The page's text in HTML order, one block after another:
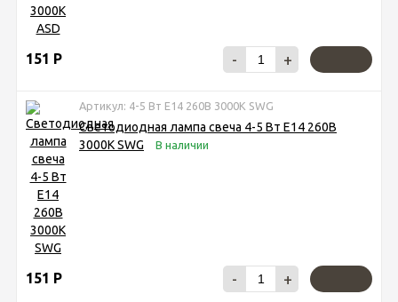
151 Р - +
Артикул: 4-5 Вт Е14 260В 3000К SWG
Светодиодная лампа свеча 4-5 Вт Е14 260В
3000К SWG
В наличии
151 Р - +